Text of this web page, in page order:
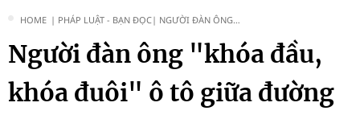
HOME | PHÁP LUẬT - BẠN ĐỌC| NGƯỜI ĐÀN ÔNG
ĐUÔI" Ô TÔ GIỮA
ĐƯỜNG Ở HÀ TĨNH BỊ
Người đàn ông "khóa đầu,
khóa đuôi" ô tô giữa đường